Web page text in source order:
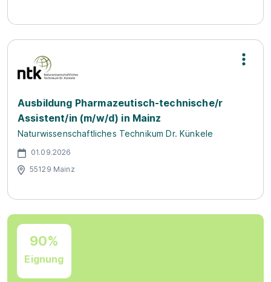
Ausbildung Pharmazeutisch-technische/r
Assistent/in (m/w/d) in Mainz
Naturwissenschaftliches Technikum Dr. Künkele
01.09.2026
55129 Mainz
90%
Eignung